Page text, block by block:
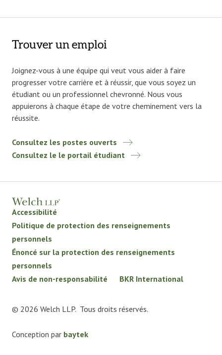
Trouver un emploi
Joignez-vous à une équipe qui veut vous aider à faire
progresser votre carrière et à réussir, que vous soyez un
étudiant ou un professionnel chevronné. Nous vous
appuierons à chaque étape de votre cheminement vers la
réussite.
Consultez les postes ouverts
Consultez le le portail étudiant
Accessibilité
Politique de protection des renseignements
personnels
Énoncé sur la protection des renseignements
personnels
Avis de non-responsabilité
BKR International
© 2026 Welch LLP. Tous droits réservés.
Conception par baytek